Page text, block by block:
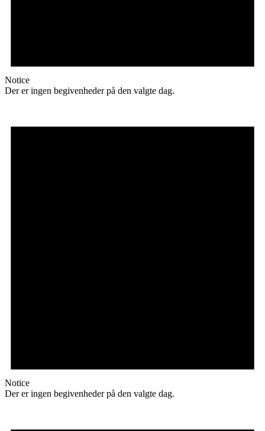
Notice
Der er ingen begivenheder på den valgte dag.
Notice
Der er ingen begivenheder på den valgte dag.